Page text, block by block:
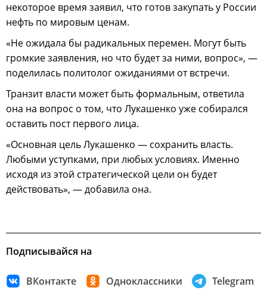
некоторое время заявил, что готов закупать у России
нефть по мировым ценам.
«Не ожидала бы радикальных перемен. Могут быть
громкие заявления, но что будет за ними, вопрос», —
поделилась политолог ожиданиями от встречи.
Транзит власти может быть формальным, ответила
она на вопрос о том, что Лукашенко уже собирался
оставить пост первого лица.
«Основная цель Лукашенко — сохранить власть.
Любыми уступками, при любых условиях. Именно
исходя из этой стратегической цели он будет
действовать», — добавила она.
Подписывайся на
ВКонтакте Одноклассники Telegram